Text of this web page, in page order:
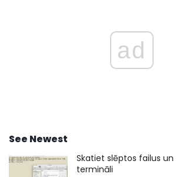
ad
See Newest
Skatiet slēptos failus
termināli